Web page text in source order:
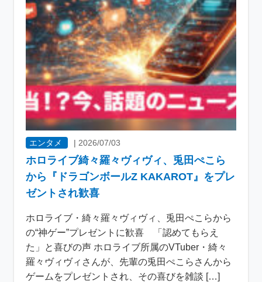
エンタメ | 2026/07/03
ホロライブ綺々羅々ヴィヴィ、兎田ぺこら
から『ドラゴンボールZ KAKAROT』をプレ
ゼントされ歓喜
ホロライブ・綺々羅々ヴィヴィ、兎田ぺこらから
の“神ゲー”プレゼントに歓喜 「認めてもらえ
た」と喜びの声 ホロライブ所属のVTuber・綺々
羅々ヴィヴィさんが、先輩の兎田ぺこらさんから
ゲームをプレゼントされ、その喜びを雑談 […]